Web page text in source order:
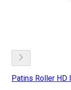
Patins Roller HD